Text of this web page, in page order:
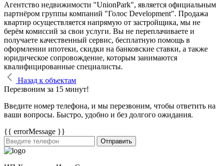
Агентство недвижимости "UnionPark", является официальным
партнёром группы компаний "Голос Development". Продажа
квартир осуществляется напрямую от застройщика, мы не
берём комиссий за свои услуги. Вы не переплачиваете и
получаете качественный сервис, бесплатную помощь в
оформлении ипотеки, скидки на банковские ставки, а также
юридическое сопровождение, которым занимаются
квалифицированные специалисты.
Назад к объектам
Перезвоним за 15 минут!
Введите номер телефона, и мы перезвоним, чтобы ответить на
ваши вопросы. Быстро, удобно и без долгого ожидания.
{{ errorMessage }}
Отправить